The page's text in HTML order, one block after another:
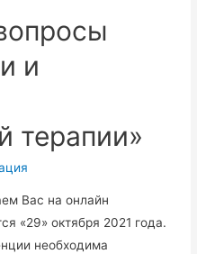
и
терапии»
Вас на онлайн
«29» октября 2021 года.
необходима